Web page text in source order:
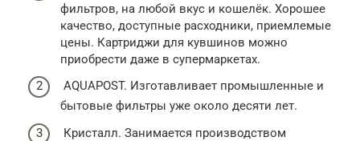
фильтров, на любой вкус и кошелёк. Хорошее
качество, доступные расходники, приемлемые
цены. Картриджи для кувшинов можно
приобрести даже в супермаркетах.
AQUAPOST. Изготавливает промышленные и
бытовые фильтры уже около десяти лет.
Кристалл. Занимается производством